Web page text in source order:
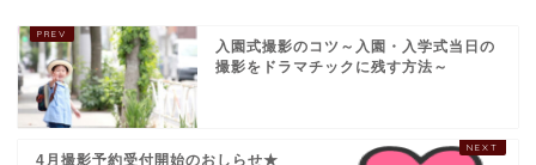
入園式撮影のコツ～入園・入学式当日の
撮影をドラマチックに残す方法～
4月撮影予約受付開始のおしらせ★